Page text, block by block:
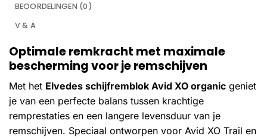
BEOORDELINGEN (0)
V & A
Optimale remkracht met maximale
bescherming voor je remschijven
Met het Elvedes schijfremblok Avid XO organic geniet
je van een perfecte balans tussen krachtige
remprestaties en een langere levensduur van je
remschijven. Speciaal ontworpen voor Avid XO Trail en